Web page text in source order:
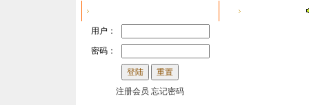
用户：
密码：
注册会员 忘记密码